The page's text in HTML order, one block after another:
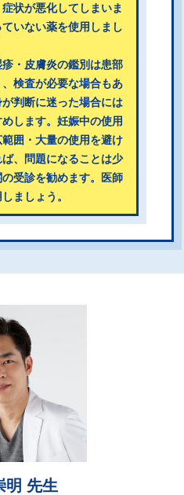
状が悪化してしまいま
いない薬を使用しまし
・皮膚炎の鑑別は患部
検査が必要な場合もあ
判断に迷った場合には
します。妊娠中の使用
囲・大量の使用を避け
、問題になることは少
受診を勧めます。医師
ましょう。
明 先生